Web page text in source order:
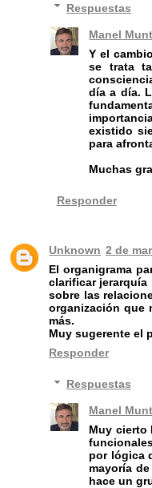
Respuestas
Manel
Y el
se trata
día a día.
existido
para
Muchas
Responder
Unknown 2 de
El organigrama
clarificar jerarquía
sobre las
organización que
más.
Muy sugerente el
Responder
Respuestas
Manel
Muy cierto
por lógica
mayoría
hace un